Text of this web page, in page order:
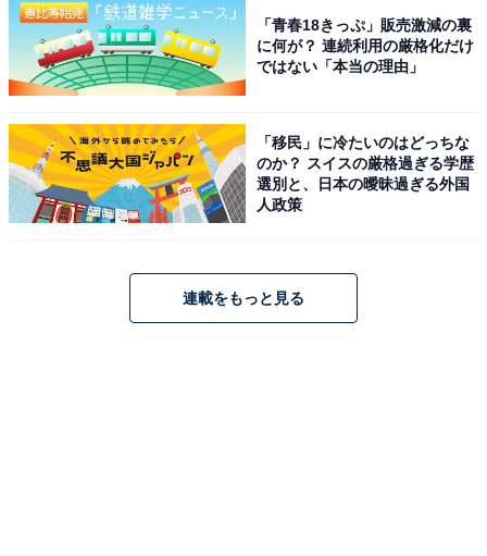
「青春18きっぷ」販売激減の裏
に何が？ 連続利用の厳格化だけ
ではない「本当の理由」
「移民」に冷たいのはどっちな
のか？ スイスの厳格過ぎる学歴
選別と、日本の曖昧過ぎる外国
人政策
連載をもっと見る